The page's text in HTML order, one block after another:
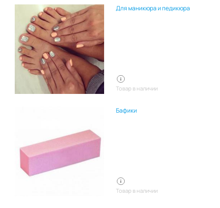
Для маникюра и педикюра
Товар в наличии
Бафики
Товар в наличии